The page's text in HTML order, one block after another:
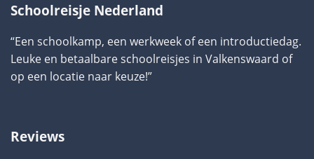
Schoolreisje Nederland
“Een schoolkamp, een werkweek of een introductiedag.
Leuke en betaalbare schoolreisjes in Valkenswaard of
op een locatie naar keuze!”
Reviews